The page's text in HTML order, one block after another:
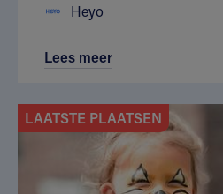
Heyo
Lees meer
LAATSTE PLAATSEN